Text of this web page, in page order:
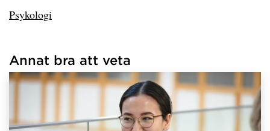
Psykologi
hämtat länkar.
Annat bra att veta